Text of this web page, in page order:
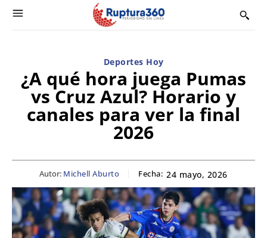
Deportes Hoy
¿A qué hora juega Pumas
vs Cruz Azul? Horario y
canales para ver la final
2026
Autor: Michell Aburto Fecha: 24 mayo, 2026